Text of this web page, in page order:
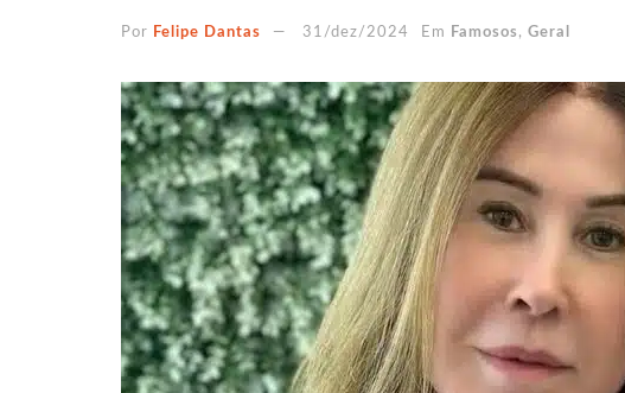
Por Felipe Dantas 31/dez/2024 Em Famosos , Geral